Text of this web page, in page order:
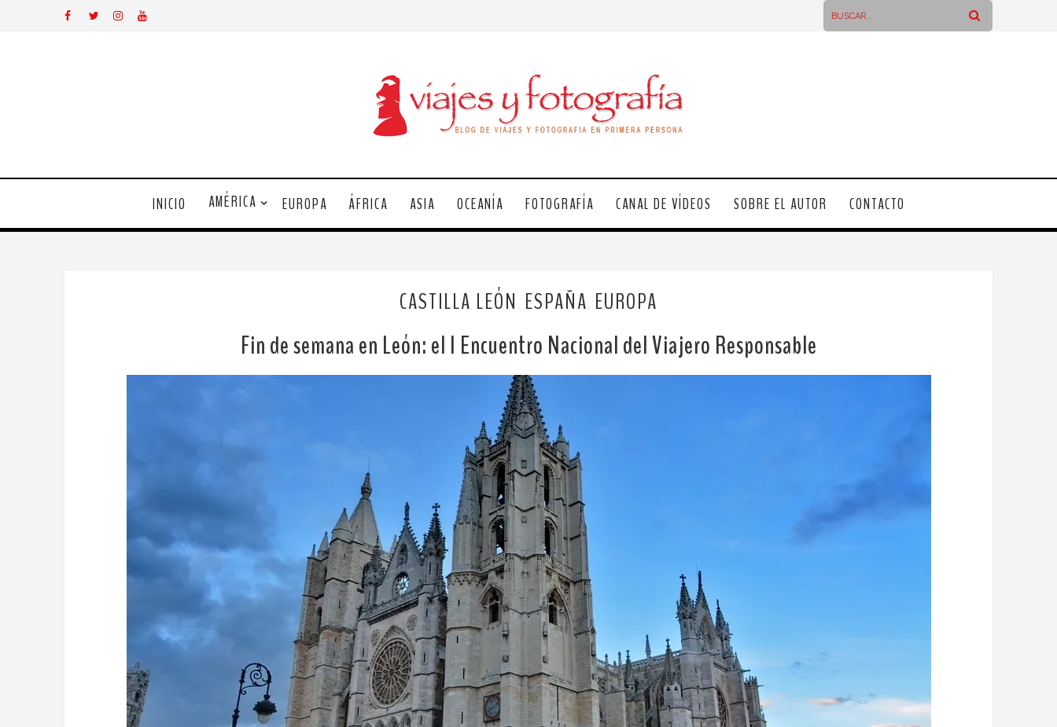
INICIO AMÉRICA EUROPA ÁFRICA ASIA OCEANÍA FOTOGRAFÍA CANAL DE VÍDEOS SOBRE EL AUTOR CONTACTO
CASTILLA LEÓN ESPAÑA EUROPA
Fin de semana en León: el I Encuentro Nacional del Viajero Responsable